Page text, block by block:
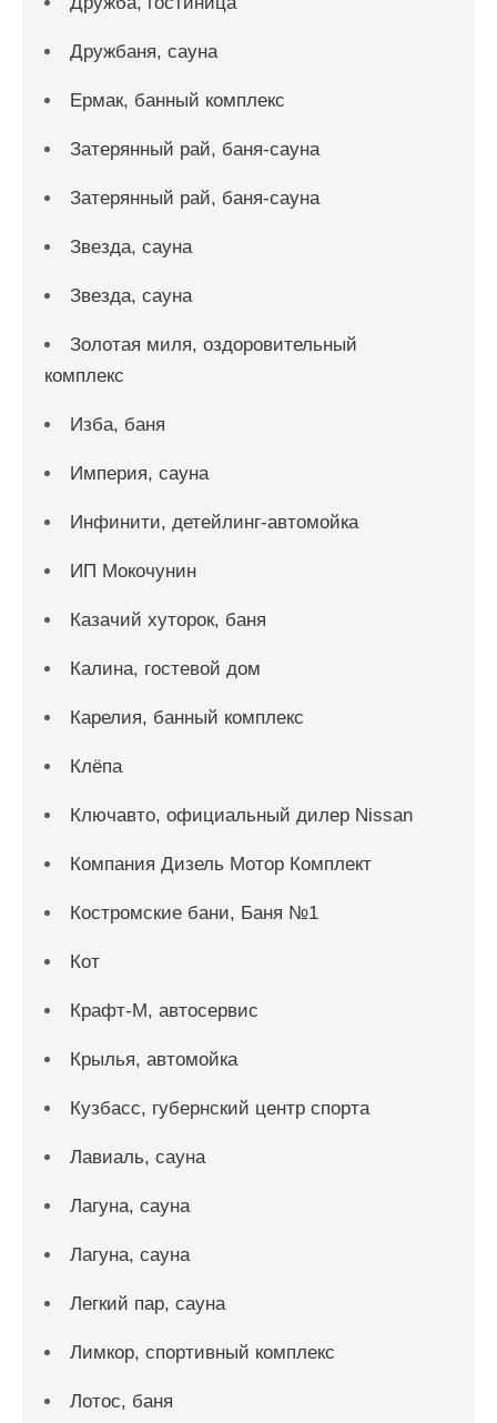
Дружбаня, сауна
Ермак, банный комплекс
Затерянный рай, баня-сауна
Затерянный рай, баня-сауна
Звезда, сауна
Звезда, сауна
Золотая миля, оздоровительный
комплекс
Изба, баня
Империя, сауна
Инфинити, детейлинг-автомойка
ИП Мокочунин
Казачий хуторок, баня
Калина, гостевой дом
Карелия, банный комплекс
Клёпа
Ключавто, официальный дилер Nissan
Компания Дизель Мотор Комплект
Костромские бани, Баня №1
Кот
Крафт-М, автосервис
Крылья, автомойка
Кузбасс, губернский центр спорта
Лавиаль, сауна
Лагуна, сауна
Лагуна, сауна
Легкий пар, сауна
Лимкор, спортивный комплекс
Лотос, баня